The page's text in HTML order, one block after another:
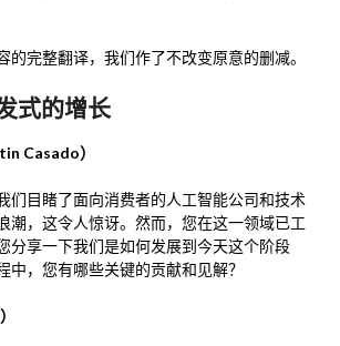
的完整翻译，我们作了不改变原意的删减。
式的增长
Casado）
们目睹了面向消费者的人工智能公司和技术
潮，这令人惊讶。然而，您在这一领域已工
分享一下我们是如何发展到今天这个阶段
中，您有哪些关键的贡献和见解？